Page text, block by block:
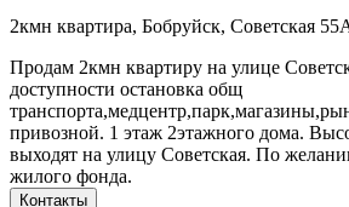
2кмн квартира, Бобруйск, Советская
Продам 2кмн квартиру на улице
доступности остановка общ
привозной. 1 этаж 2этажного дома.
выходят на улицу Советская. По
жилого фонда.
Контакты